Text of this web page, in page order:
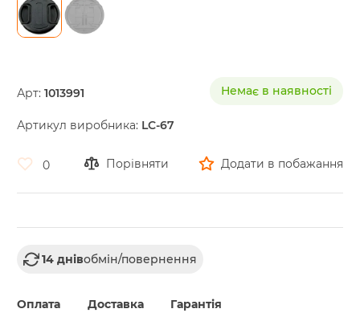
beginning
the
gallery
Арт: 1013991
Артикул виробника: LC-67
Немає в наявності
Порівняти Додати в побажання
0
14 днівобмін/повернення
Оплата Доставка Гарантія